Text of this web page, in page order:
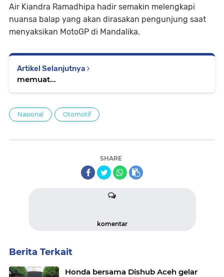
Air Kiandra Ramadhipa hadir semakin melengkapi
nuansa balap yang akan dirasakan pengunjung saat
menyaksikan MotoGP di Mandalika.
Artikel Selanjutnya
memuat...
Nasional Otomotif
SHARE
komentar
Berita Terkait
Honda bersama Dishub Aceh gelar